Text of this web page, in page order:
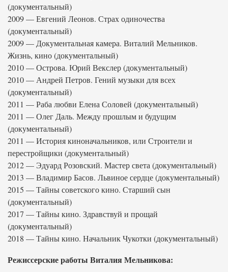
(документальный)
2009 — Евгений Леонов. Страх одиночества
(документальный)
2009 — Документальная камера. Виталий Мельников.
Жизнь, кино (документальный)
2010 — Острова. Юрий Векслер (документальный)
2010 — Андрей Петров. Гений музыки для всех
(документальный)
2011 — Раба любви Елена Соловей (документальный)
2011 — Олег Даль. Между прошлым и будущим
(документальный)
2011 — История киноначальников, или Строители и
перестройщики (документальный)
2012 — Эдуард Розовский. Мастер света (документальный)
2013 — Владимир Басов. Львиное сердце (документальный)
2015 — Тайны советского кино. Старший сын
(документальный)
2017 — Тайны кино. Здравствуй и прощай
(документальный)
2018 — Тайны кино. Начальник Чукотки (документальный)
Режиссерские работы Виталия Мельникова: